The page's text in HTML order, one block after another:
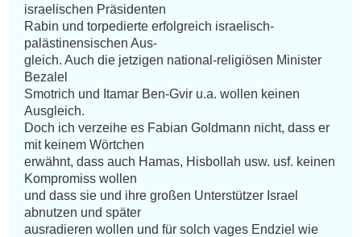
israelischen Präsidenten
Rabin und torpedierte erfolgreich israelisch-
palästinensischen Aus-
gleich. Auch die jetzigen national-religiösen Minister
Bezalel
Smotrich und Itamar Ben-Gvir u.a. wollen keinen
Ausgleich.
Doch ich verzeihe es Fabian Goldmann nicht, dass er
mit keinem Wörtchen
erwähnt, dass auch Hamas, Hisbollah usw. usf. keinen
Kompromiss wollen
und dass sie und ihre großen Unterstützer Israel
abnutzen und später
ausradieren wollen und für solch vages Endziel wie